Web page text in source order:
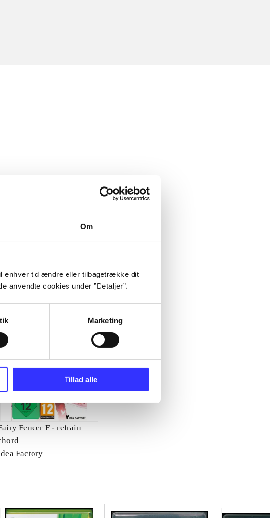
Om
enhver tid ændre eller tilbagetrække dit
anvendte cookies under ”Detaljer”.
Marketing
Tillad alle
Fencer F - refrain
Factory